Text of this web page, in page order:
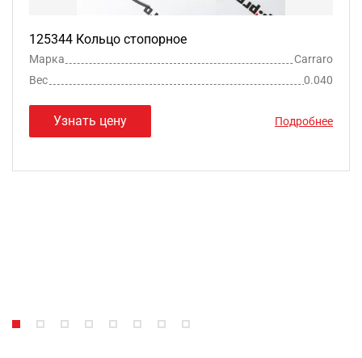
125344 Кольцо стопорное
Марка
Carraro
Вес
0.040
Узнать цену Подробнее